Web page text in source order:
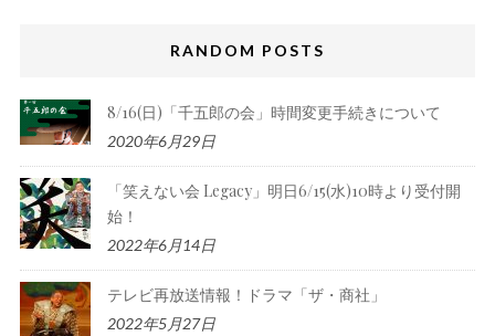
RANDOM POSTS
8/16(日)「千五郎の会」時間変更手続きについて
2020年6月29日
「笑えない会 Legacy」明日6/15(水)10時より受付開
始！
2022年6月14日
テレビ再放送情報！ドラマ「ザ・商社」
2022年5月27日